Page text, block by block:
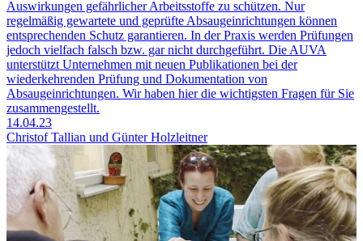
Auswirkungen gefährlicher Arbeitsstoffe zu schützen. Nur
regelmäßig gewartete und geprüfte Absaugeinrichtungen können
entsprechenden Schutz garantieren. In der Praxis werden Prüfungen
jedoch vielfach falsch bzw. gar nicht durchgeführt. Die AUVA
unterstützt Unternehmen mit neuen Publikationen bei der
wiederkehrenden Prüfung und Dokumentation von
Absaugeinrichtungen. Wir haben hier die wichtigsten Fragen für Sie
zusammengestellt.
14.04.23
Christof Tallian und Günter Holzleitner